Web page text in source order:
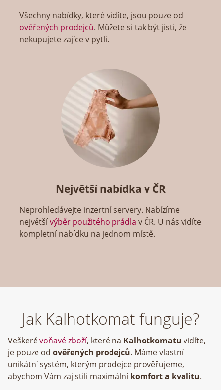
Všechny nabídky, které vidíte, jsou pouze od
ověřených prodejců. Můžete si tak být jisti, že
nekupujete zajíce v pytli.
Největší nabídka v ČR
Neprohledávejte inzertní servery. Nabízíme
největšívýběr použitého prádla v ČR. U nás vidíte
kompletní nabídku na jednom místě.
Jak Kalhotkomat funguje?
Veškerévoňavé zboží, které na Kalhotkomatu vidíte,
je pouze od ověřených prodejců. Máme vlastní
unikátní systém, kterým prodejce prověřujeme,
abychom Vám zajistili maximálníkomfort a kvalitu.